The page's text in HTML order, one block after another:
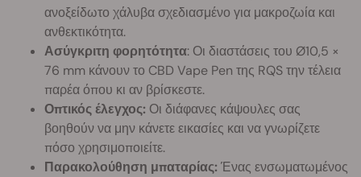
ανοξείδωτο χάλυβα σχεδιασμένο για μακροζωία και
ανθεκτικότητα.
Ασύγκριτη φορητότητα: Οι διαστάσεις του Ø10,5 ×
76 mm κάνουν το CBD Vape Pen της RQS την τέλεια
παρέα όπου κι αν βρίσκεστε.
Οπτικός έλεγχος: Οι διάφανες κάψουλες σας
βοηθούν να μην κάνετε εικασίες και να γνωρίζετε
πόσο χρησιμοποιείτε.
Παρακολούθηση μπαταρίας: Ένας ενσωματωμένος